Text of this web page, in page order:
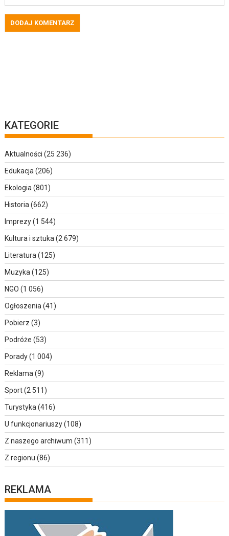
KATEGORIE
Aktualności (25 236)
Edukacja (206)
Ekologia (801)
Historia (662)
Imprezy(1 544)
Kultura i sztuka (2 679)
Literatura (125)
Muzyka (125)
NGO (1 056)
Ogłoszenia (41)
Pobierz (3)
Podróże (53)
Porady(1 004)
Reklama (9)
Sport(2 511)
Turystyka (416)
U funkcjonariuszy(108)
Z naszego archiwum (311)
Z regionu (86)
REKLAMA